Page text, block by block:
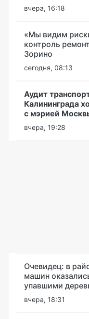
вчера, 16:18
«Мы видим
контроль
Зорино
сегодня, 08:13
Аудит
Калининграда
с мэрией
вчера, 19:28
Очевидец: в
машин
упавшими
вчера, 18:31